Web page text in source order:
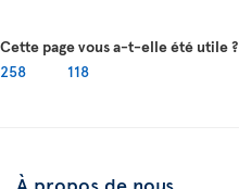
Cette page vous a-t-elle été utile ?
258
118